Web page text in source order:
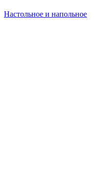
Настольное и напольное